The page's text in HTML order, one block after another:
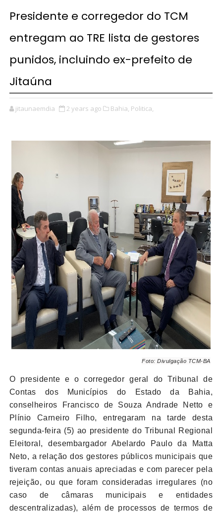
Presidente e corregedor do TCM
entregam ao TRE lista de gestores
punidos, incluindo ex-prefeito de
Jitaúna
jitaunaemdia 2 years ago Bahia, Politica,
Foto: Divulgação TCM-BA
O presidente e o corregedor geral do Tribunal de
Contas dos Municípios do Estado da Bahia,
conselheiros Francisco de Souza Andrade Netto e
Plínio Carneiro Filho, entregaram na tarde desta
segunda-feira (5) ao presidente do Tribunal Regional
Eleitoral, desembargador Abelardo Paulo da Matta
Neto, a relação dos gestores públicos municipais que
tiveram contas anuais apreciadas e com parecer pela
rejeição, ou que foram consideradas irregulares (no
caso de câmaras municipais e entidades
descentralizadas), além de processos de termos de